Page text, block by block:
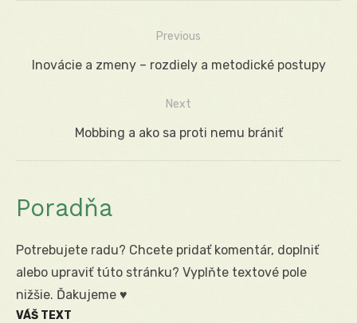
Navigácia
Previous
Previous
Inovácie a zmeny – rozdiely a metodické postupy
Next
Next
Mobbing a ako sa proti nemu brániť
Poradňa
Potrebujete radu? Chcete pridať komentár, doplniť
alebo upraviť túto stránku? Vyplňte textové pole
nižšie. Ďakujeme ♥
VÁŠ TEXT